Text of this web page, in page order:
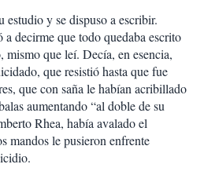
estudio y se dispuso a escribir.
decirme que todo quedaba escrito
mismo que leí. Decía, en esencia,
que resistió hasta que fue
que con saña le habían acribillado
aumentando “al doble de su
Rhea, había avalado el
mandos le pusieron enfrente